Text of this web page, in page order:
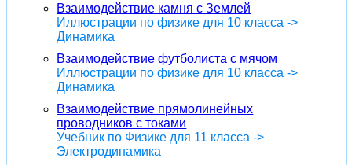
Взаимодействие камня с Землей
Иллюстрации по физике для 10 класса ->
Динамика
Взаимодействие футболиста с мячом
Иллюстрации по физике для 10 класса ->
Динамика
Взаимодействие прямолинейных
проводников с токами
Учебник по Физике для 11 класса ->
Электродинамика